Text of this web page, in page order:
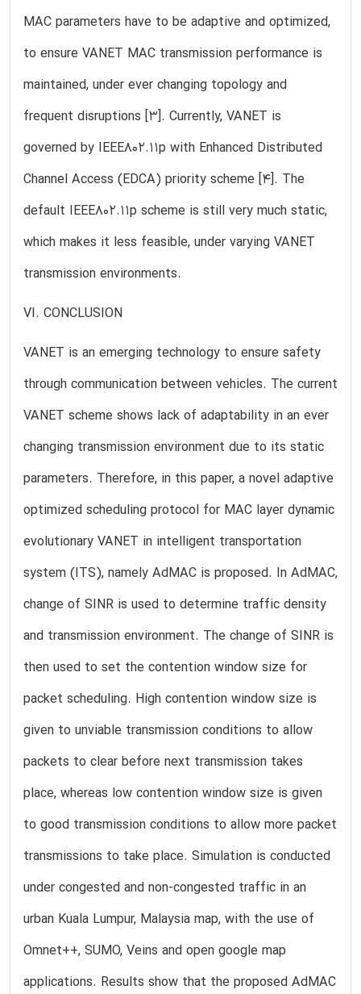
MAC parameters have to be adaptive and optimized,
to ensure VANET MAC transmission performance is
maintained, under ever changing topology and
frequent disruptions [3]. Currently, VANET is
governed by IEEE802.11p with Enhanced Distributed
Channel Access (EDCA) priority scheme [4]. The
default IEEE802.11p scheme is still very much static,
which makes it less feasible, under varying VANET
transmission environments.
VI. CONCLUSION
VANET is an emerging technology to ensure safety
through communication between vehicles. The current
VANET scheme shows lack of adaptability in an ever
changing transmission environment due to its static
parameters. Therefore, in this paper, a novel adaptive
optimized scheduling protocol for MAC layer dynamic
evolutionary VANET in intelligent transportation
system (ITS), namely AdMAC is proposed. In AdMAC,
change of SINR is used to determine traffic density
and transmission environment. The change of SINR is
then used to set the contention window size for
packet scheduling. High contention window size is
given to unviable transmission conditions to allow
packets to clear before next transmission takes
place, whereas low contention window size is given
to good transmission conditions to allow more packet
transmissions to take place. Simulation is conducted
under congested and non-congested traffic in an
urban Kuala Lumpur, Malaysia map, with the use of
Omnet++, SUMO, Veins and open google map
applications. Results show that the proposed AdMAC